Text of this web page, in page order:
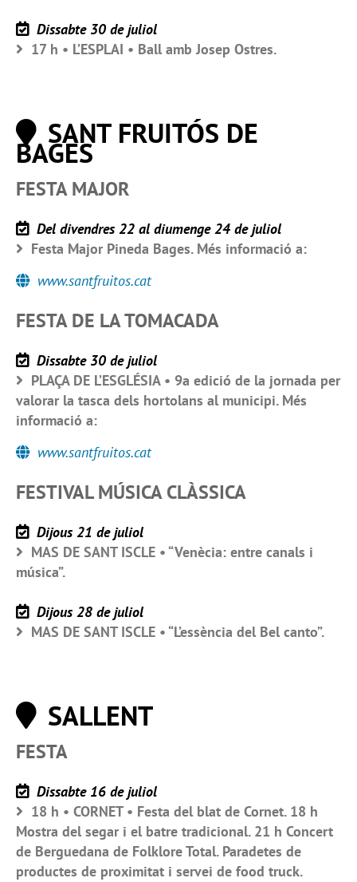
Dissabte 30 de juliol
17 h • L’ESPLAI • Ball amb Josep Ostres.
SANT FRUITÓS DE
BAGES
FESTA MAJOR
Del divendres 22 al diumenge 24 de juliol
Festa Major Pineda Bages. Més informació a:
www.santfruitos.cat
FESTA DE LA TOMACADA
Dissabte 30 de juliol
PLAÇA DE L’ESGLÉSIA • 9a edició de la jornada per
valorar la tasca dels hortolans al municipi. Més
informació a:
www.santfruitos.cat
FESTIVAL MÚSICA CLÀSSICA
Dijous 21 de juliol
MAS DE SANT ISCLE • “Venècia: entre canals i
música”.
Dijous 28 de juliol
MAS DE SANT ISCLE • “L’essència del Bel canto”.
SALLENT
FESTA
Dissabte 16 de juliol
18 h • CORNET • Festa del blat de Cornet. 18 h
Mostra del segar i el batre tradicional. 21 h Concert
de Berguedana de Folklore Total. Paradetes de
productes de proximitat i servei de food truck.